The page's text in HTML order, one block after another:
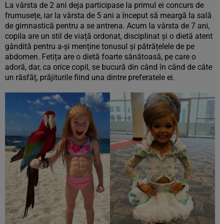
La vârsta de 2 ani deja participase la primul ei concurs de
frumusețe, iar la vârsta de 5 ani a început să meargă la sală
de gimnastică pentru a se antrena. Acum la vârsta de 7 ani,
copila are un stil de viață ordonat, disciplinat și o dietă atent
gândită pentru a-și menține tonusul și pătrățelele de pe
abdomen. Fetița are o dietă foarte sănătoasă, pe care o
adoră, dar, ca orice copil, se bucură din când în când de câte
un răsfăț, prăjiturile fiind una dintre preferatele ei.